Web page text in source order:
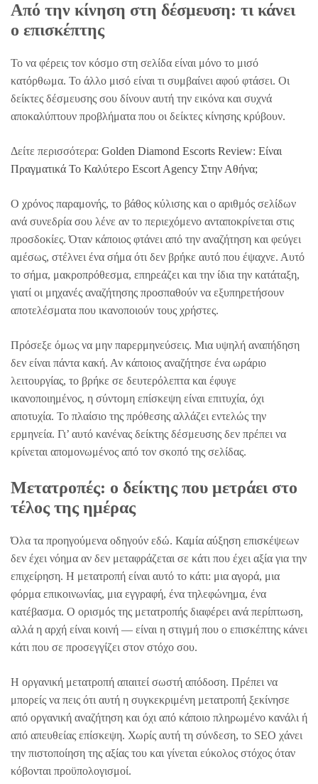
Από την κίνηση στη δέσμευση: τι κάνει
ο επισκέπτης
Το να φέρεις τον κόσμο στη σελίδα είναι μόνο το μισό
κατόρθωμα. Το άλλο μισό είναι τι συμβαίνει αφού φτάσει. Οι
δείκτες δέσμευσης σου δίνουν αυτή την εικόνα και συχνά
αποκαλύπτουν προβλήματα που οι δείκτες κίνησης κρύβουν.
Δείτε περισσότερα: Golden Diamond Escorts Review: Είναι
Πραγματικά Το Καλύτερο Escort Agency Στην Αθήνα;
Ο χρόνος παραμονής, το βάθος κύλισης και ο αριθμός σελίδων
ανά συνεδρία σου λένε αν το περιεχόμενο ανταποκρίνεται στις
προσδοκίες. Όταν κάποιος φτάνει από την αναζήτηση και φεύγει
αμέσως, στέλνει ένα σήμα ότι δεν βρήκε αυτό που έψαχνε. Αυτό
το σήμα, μακροπρόθεσμα, επηρεάζει και την ίδια την κατάταξη,
γιατί οι μηχανές αναζήτησης προσπαθούν να εξυπηρετήσουν
αποτελέσματα που ικανοποιούν τους χρήστες.
Πρόσεξε όμως να μην παρερμηνεύσεις. Μια υψηλή αναπήδηση
δεν είναι πάντα κακή. Αν κάποιος αναζήτησε ένα ωράριο
λειτουργίας, το βρήκε σε δευτερόλεπτα και έφυγε
ικανοποιημένος, η σύντομη επίσκεψη είναι επιτυχία, όχι
αποτυχία. Το πλαίσιο της πρόθεσης αλλάζει εντελώς την
ερμηνεία. Γι’ αυτό κανένας δείκτης δέσμευσης δεν πρέπει να
κρίνεται απομονωμένος από τον σκοπό της σελίδας.
Μετατροπές: ο δείκτης που μετράει στο
τέλος της ημέρας
Όλα τα προηγούμενα οδηγούν εδώ. Καμία αύξηση επισκέψεων
δεν έχει νόημα αν δεν μεταφράζεται σε κάτι που έχει αξία για την
επιχείρηση. Η μετατροπή είναι αυτό το κάτι: μια αγορά, μια
φόρμα επικοινωνίας, μια εγγραφή, ένα τηλεφώνημα, ένα
κατέβασμα. Ο ορισμός της μετατροπής διαφέρει ανά περίπτωση,
αλλά η αρχή είναι κοινή — είναι η στιγμή που ο επισκέπτης κάνει
κάτι που σε προσεγγίζει στον στόχο σου.
Η οργανική μετατροπή απαιτεί σωστή απόδοση. Πρέπει να
μπορείς να πεις ότι αυτή η συγκεκριμένη μετατροπή ξεκίνησε
από οργανική αναζήτηση και όχι από κάποιο πληρωμένο κανάλι ή
από απευθείας επίσκεψη. Χωρίς αυτή τη σύνδεση, το SEO χάνει
την πιστοποίηση της αξίας του και γίνεται εύκολος στόχος όταν
κόβονται προϋπολογισμοί.